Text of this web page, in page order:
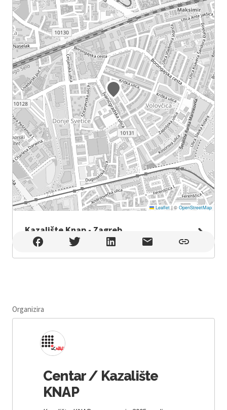
Leaflet |© OpenStreetMap
Kazalište Knap - Zagreb
Kazalište Knap - Zagreb , Zagreb
Organizira
Centar / Kazalište
KNAP